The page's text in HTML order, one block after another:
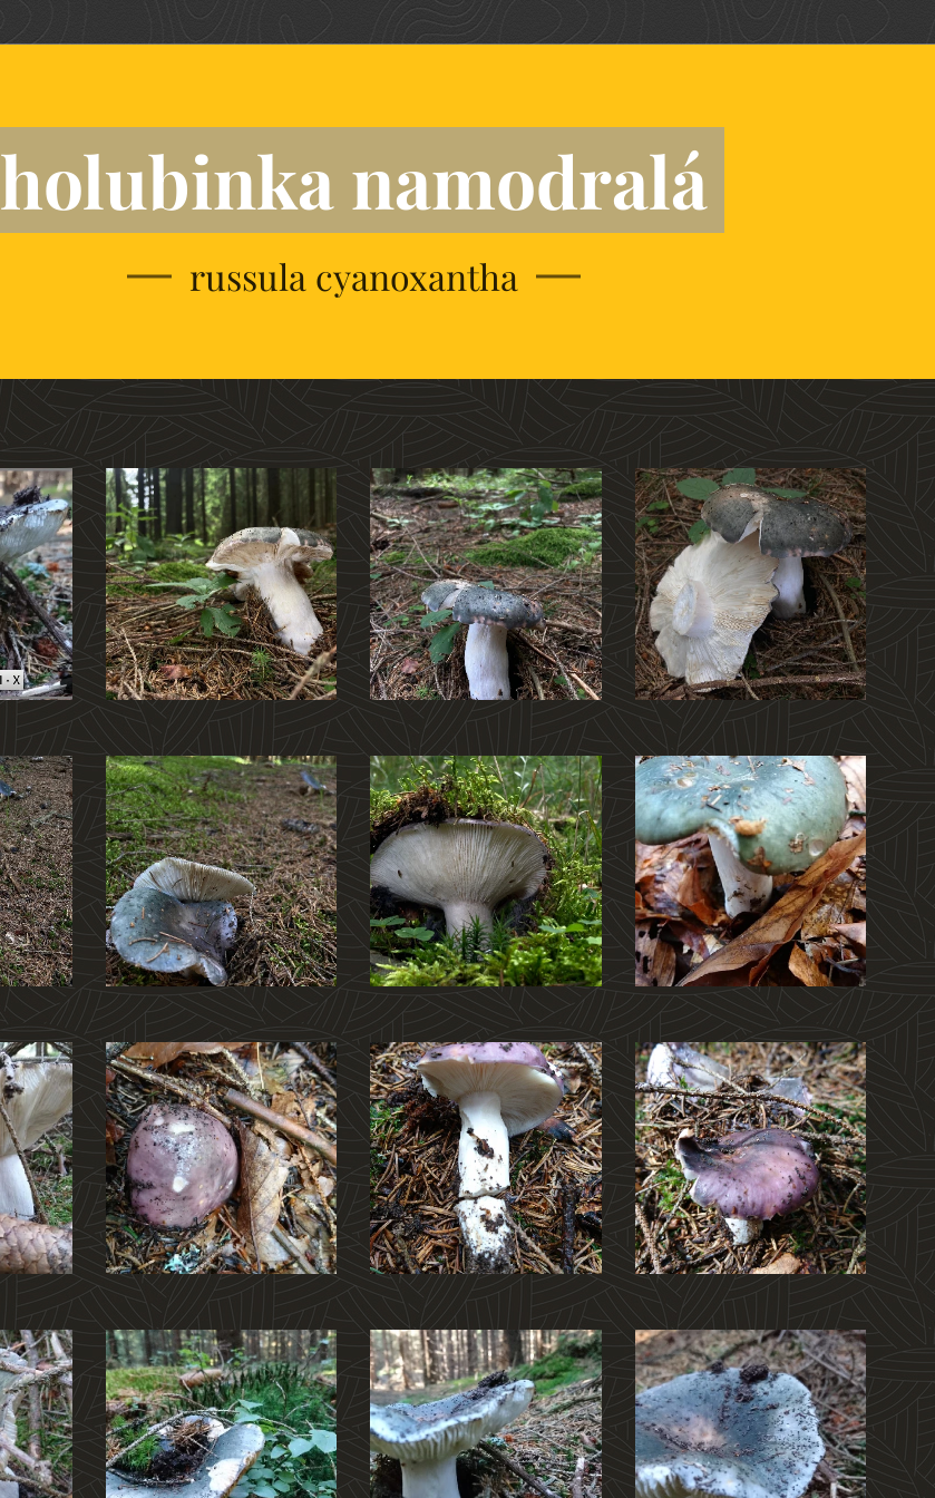
holubinka namodralá
russula cyanoxantha